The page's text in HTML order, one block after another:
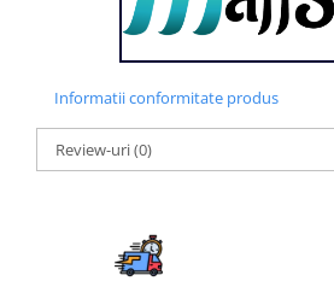
Informatii conformitate produs
Review-uri(0)